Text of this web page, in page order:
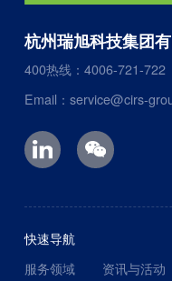
杭州瑞旭科技集团
400热线：4006-721-722
Email：service@cirs-
快速导航
服务领域
资讯与活动